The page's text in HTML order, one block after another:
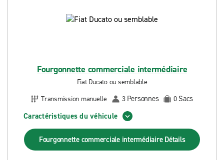
Fourgonnette commerciale intermédiaire
Fiat Ducato ou semblable
Transmission manuelle
3 Personnes 0 Sacs
Caractéristiques du véhicule
Fourgonnette commerciale intermédiaire Détails